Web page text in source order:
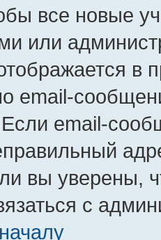
все новые
или
в
email-
email-
вы уверены,
с